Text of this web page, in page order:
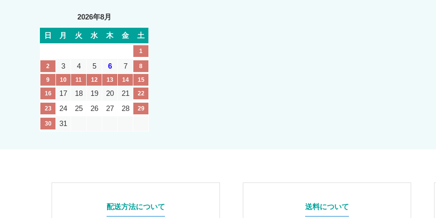
2026年8月
日 月 火 水 木 金 土
1
2 3 4 5 6 7
8
9
10 11 12 13 14
15
16
17 18 19 20 21 22
23 24 25 26 27 28 29
30 31
配送方法について 送料について